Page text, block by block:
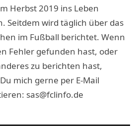
Herbst 2019 ins Leben
Seitdem wird täglich über das
im Fußball berichtet. Wenn
Fehler gefunden hast, oder
zu berichten hast,
mich gerne per E-Mail
sas@fclinfo.de